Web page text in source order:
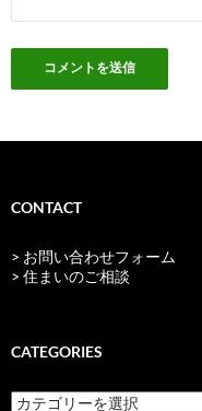
CONTACT
> お問い合わせフォーム
> 住まいのご相談
CATEGORIES
categories